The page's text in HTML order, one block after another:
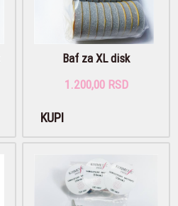
Baf za XL disk
1.200,00 RSD
KUPI